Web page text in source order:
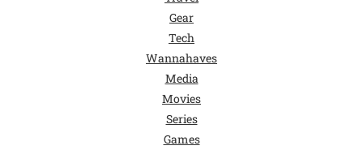
Gear
Tech
Wannahaves
Media
Movies
Series
Games